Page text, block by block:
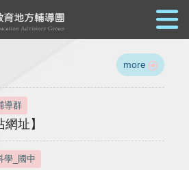
more
導群
址】
學_國中